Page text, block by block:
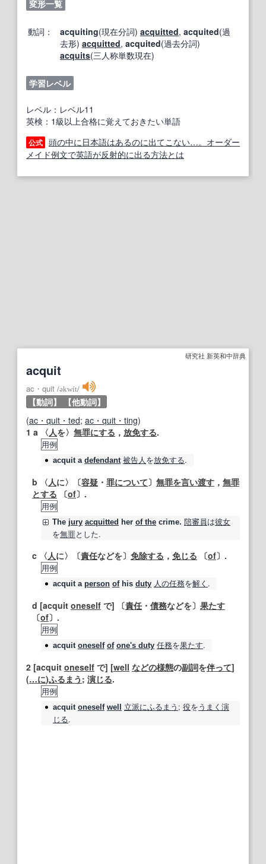
変形一覧
動詞： acquiting(現在分詞) acquitted, acquited(過
去形) acquitted, acquited(過去分詞)
acquits(三人称単数現在)
学習レベル
レベル：レベル11
英検：1級以上合格に覚えておきたい単語
公式 頭の中に日本語はあるのに出てこない…。オーダー
メイド例文で英語が反射的に出る方法とは
研究社 新英和中辞典
acquit
ac・quit /əkwít/
【動詞】
【他動詞】
(ac・quit・ted; ac・quit・ting)
1 a 〈人を〉 無罪にする ， 放免する.
用例
acquita defendant 被告人を放免する.
b 〈人に〉〔容疑 ・ 罪について〕 無罪を言い渡す ， 無罪
とする 〔of〕.
用例
The jury acquitted her of the crime. 陪審員は彼女
を無罪とした.
c 〈人に〉〔責任などを〕 免除する ， 免じる 〔of〕.
用例
acquita person ofhis duty 人の任務を解く .
d [acquit oneself で] 〔責任 ・ 債務などを〕 果たす
〔of〕.
用例
acquit oneself of one's duty 任務を果たす.
2 [acquit oneself で] [well などの様態の副詞を伴って]
(…に)ふるまう ; 演じる.
用例
acquit oneself well 立派にふるまう ; 役をうまく 演
じる.